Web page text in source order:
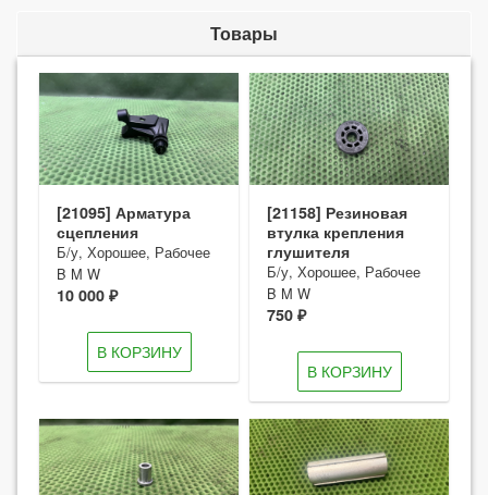
Товары
[21095] Арматура
сцепления
Б/у, Хорошее, Рабочее
B M W
10 000 ₽
В КОРЗИНУ
[21158] Резиновая
втулка крепления
глушителя
Б/у, Хорошее, Рабочее
B M W
750 ₽
В КОРЗИНУ